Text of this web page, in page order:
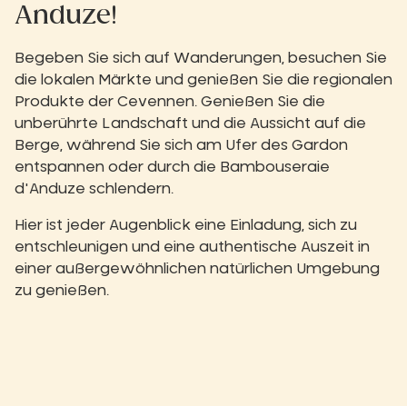
Anduze!
Begeben Sie sich auf Wanderungen, besuchen Sie
die lokalen Märkte und genießen Sie die regionalen
Produkte der Cevennen. Genießen Sie die
unberührte Landschaft und die Aussicht auf die
Berge, während Sie sich am Ufer des Gardon
entspannen oder durch die Bambouseraie
d'Anduze schlendern.
Hier ist jeder Augenblick eine Einladung, sich zu
entschleunigen und eine authentische Auszeit in
einer außergewöhnlichen natürlichen Umgebung
zu genießen.